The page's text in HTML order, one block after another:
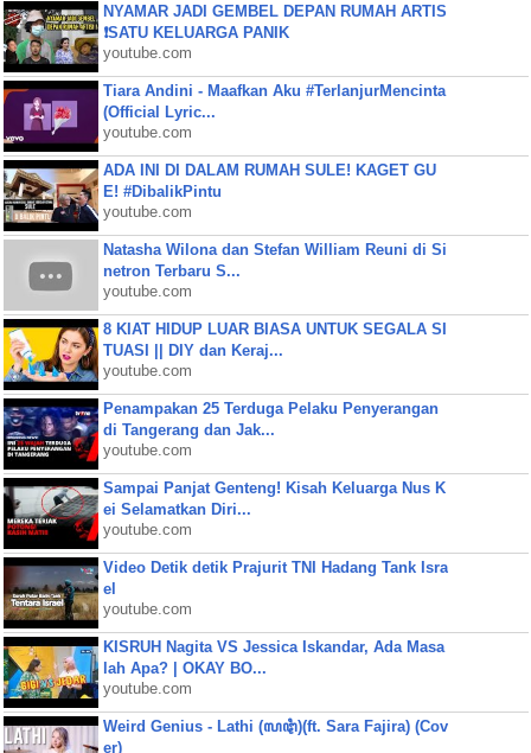
NYAMAR JADI GEMBEL DEPAN RUMAH ARTIS
❗SATU KELUARGA PANIK
youtube.com
Tiara Andini - Maafkan Aku #TerlanjurMencinta
(Official Lyric...
youtube.com
ADA INI DI DALAM RUMAH SULE! KAGET GU
E! #DibalikPintu
youtube.com
Natasha Wilona dan Stefan William Reuni di Si
netron Terbaru S...
youtube.com
8 KIAT HIDUP LUAR BIASA UNTUK SEGALA SI
TUASI || DIY dan Keraj...
youtube.com
Penampakan 25 Terduga Pelaku Penyerangan
di Tangerang dan Jak...
youtube.com
Sampai Panjat Genteng! Kisah Keluarga Nus K
ei Selamatkan Diri...
youtube.com
Video Detik detik Prajurit TNI Hadang Tank Isra
el
youtube.com
KISRUH Nagita VS Jessica Iskandar, Ada Masa
lah Apa? | OKAY BO...
youtube.com
Weird Genius - Lathi (ꦭꦛꦶ)(ft. Sara Fajira) (Cov
er)